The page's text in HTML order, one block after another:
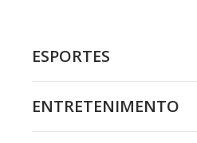
ESPORTES
ENTRETENIMENTO